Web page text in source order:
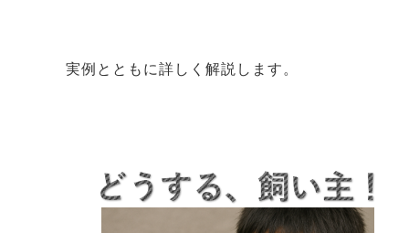
実例とともに詳しく解説します。